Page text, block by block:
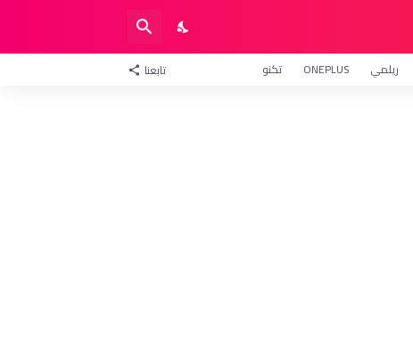
ريلمي ONEPLUS تكنو تابعنا